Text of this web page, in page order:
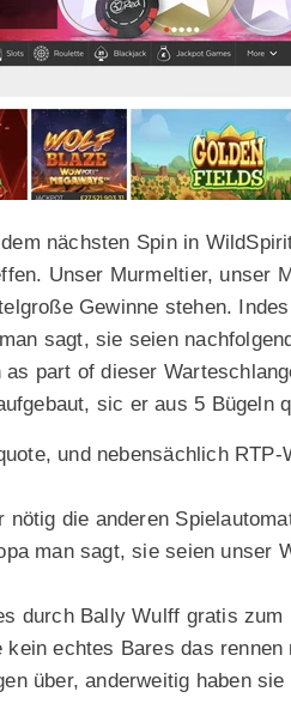
nächsten Spin in
Unser Murmeltier, unser
Gewinne stehen.
sagt, sie seien
as part of dieser
sic er aus 5 Bügeln
und nebensächlich
nötig die anderen
man sagt, sie seien unser
durch Bally Wulff gratis
echtes Bares das rennen
über, anderweitig haben